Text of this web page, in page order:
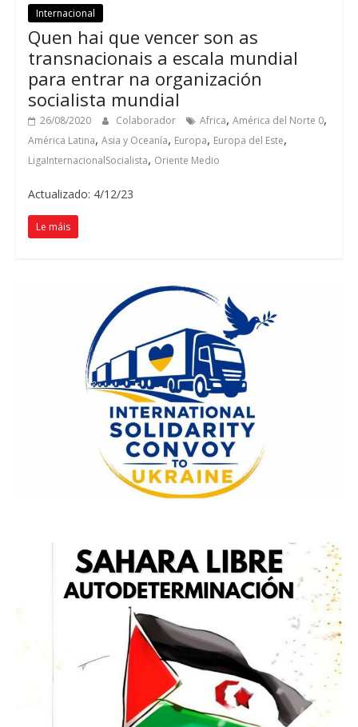
Internacional
Quen hai que vencer son as
transnacionais a escala mundial
para entrar na organización
socialista mundial
26/08/2020 Colaborador Africa, América del Norte 0,
América Latina, Asia y Oceanía, Europa, Europa del Este,
LigaInternacionalSocialista, Oriente Medio
Actualizado: 4/12/23
Le máis